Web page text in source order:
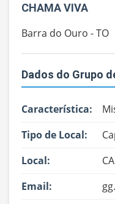
CHAMA VIVA
Barra do Ouro - TO
Dados do Grupo
Característica:
Tipo de Local:
Local:
Email: